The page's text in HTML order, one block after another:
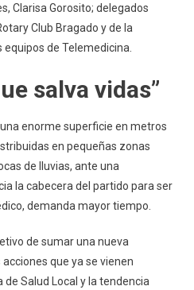
Clarisa Gorosito; delegados
Club Bragado y de la
de Telemedicina.
salva vidas”
enorme superficie en metros
en pequeñas zonas
de lluvias, ante una
la cabecera del partido para ser
demanda mayor tiempo.
de sumar una nueva
que ya se vienen
Salud Local y la tendencia